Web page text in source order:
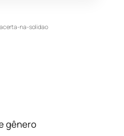
na-solidao
gênero